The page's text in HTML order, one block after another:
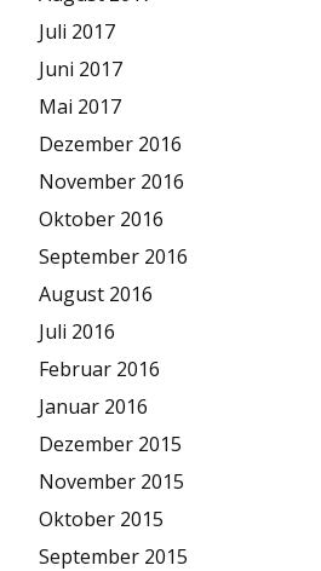
Juli 2017
Juni 2017
Mai 2017
Dezember 2016
November 2016
Oktober 2016
September 2016
August 2016
Juli 2016
Februar 2016
Januar 2016
Dezember 2015
November 2015
Oktober 2015
September 2015